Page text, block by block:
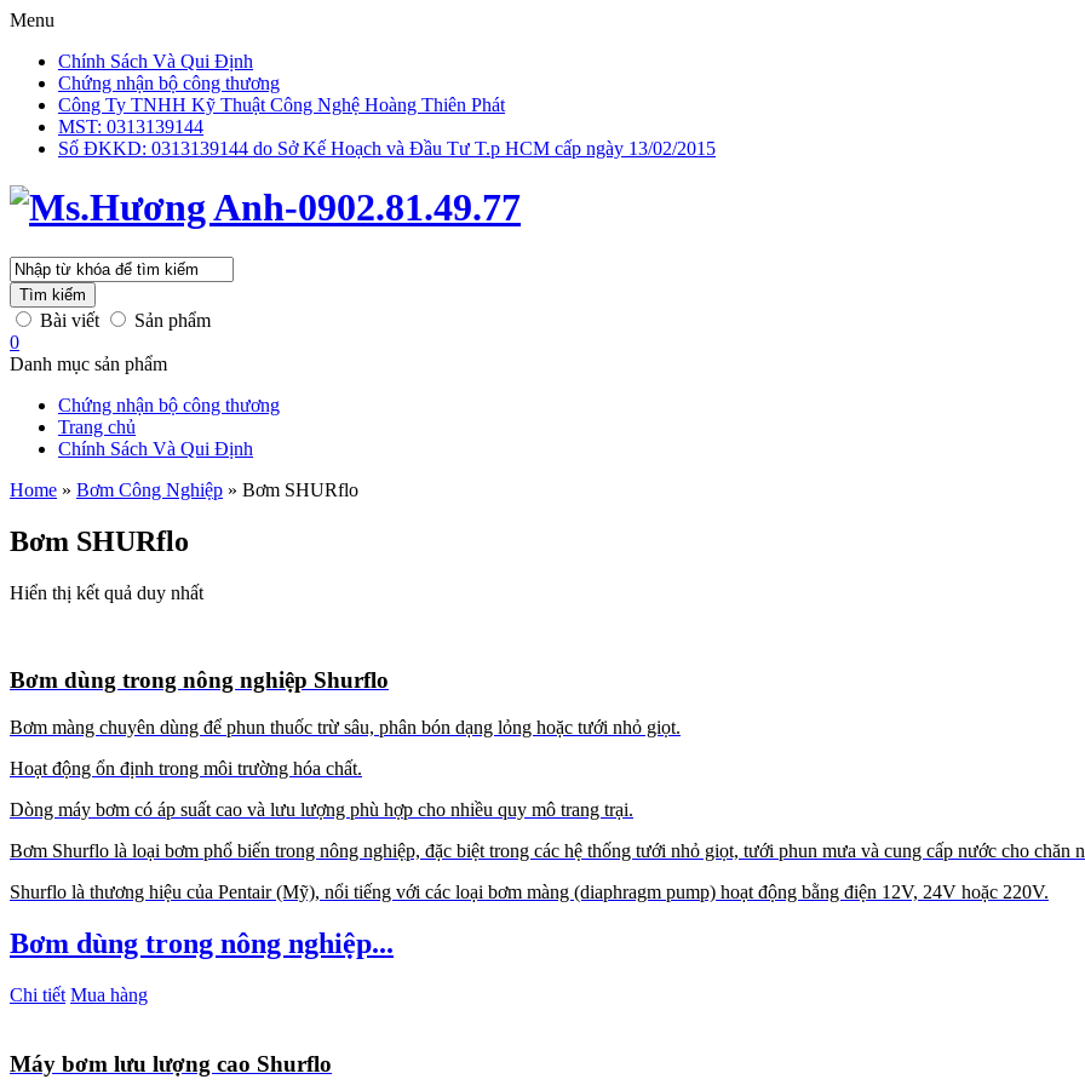
Menu
Chính Sách Và Qui Định
Chứng nhận bộ công thương
Công Ty TNHH Kỹ Thuật Công Nghệ Hoàng Thiên Phát
MST: 0313139144
Số ĐKKD: 0313139144 do Sở Kế Hoạch và Đầu Tư T.p HCM cấp ngày 13/02/2015
Tìm kiếm
Bài viết
Sản phẩm
0
Danh mục sản phẩm
Chứng nhận bộ công thương
Trang chủ
Chính Sách Và Qui Định
Home » Bơm Công Nghiệp » Bơm SHURflo
Bơm SHURflo
Hiển thị kết quả duy nhất
Bơm dùng trong nông nghiệp Shurflo
Bơm màng chuyên dùng để phun thuốc trừ sâu, phân bón dạng lỏng hoặc tưới nhỏ giọt.
Hoạt động ổn định trong môi trường hóa chất.
Dòng máy bơm có áp suất cao và lưu lượng phù hợp cho nhiều quy mô trang trại.
Bơm Shurflo là loại bơm phổ biến trong nông nghiệp, đặc biệt trong các hệ thống tưới nhỏ giọt, tưới phun mưa và cung cấp nước cho chăn
Shurflo là thương hiệu của Pentair (Mỹ), nổi tiếng với các loại bơm màng (diaphragm pump) hoạt động bằng điện 12V, 24V hoặc 220V.
Bơm dùng trong nông nghiệp...
Chi tiết Mua hàng
Máy bơm lưu lượng cao Shurflo